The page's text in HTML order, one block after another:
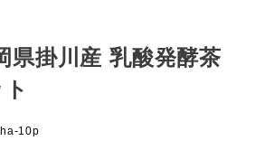
県掛川産 乳酸発酵茶
10p